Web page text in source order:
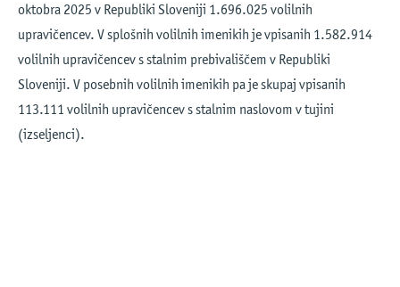
oktobra 2025 v Republiki Sloveniji 1.696.025 volilnih
upravičencev. V splošnih volilnih imenikih je vpisanih 1.582.914
volilnih upravičencev s stalnim prebivališčem v Republiki
Sloveniji. V posebnih volilnih imenikih pa je skupaj vpisanih
113.111 volilnih upravičencev s stalnim naslovom v tujini
(izseljenci).